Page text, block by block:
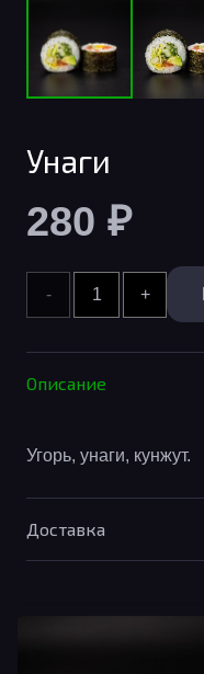
Унаги
280 ₽
Количество
Унаги
Описание
Угорь, унаги, кунжут.
Доставка